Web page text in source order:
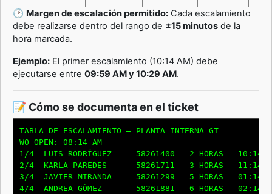
🕑 Margen de escalación permitido: Cada escalamiento
debe realizarse dentro del rango de ±15 minutos de la
hora marcada.
Ejemplo: El primer escalamiento (10:14 AM) debe
ejecutarse entre 09:59 AM y 10:29 AM.
📝 Cómo se documenta en el ticket
TABLA DE ESCALAMIENTO – PLANTA INTERNA GT
WO OPEN: 08:14 AM
1/4  LUIS RODRÍGUEZ     58261400   2 HORAS   10:14
2/4  KARLA PAREDES      58261711   3 HORAS   11:14
3/4  JAVIER MIRANDA     58261299   5 HORAS   01:14